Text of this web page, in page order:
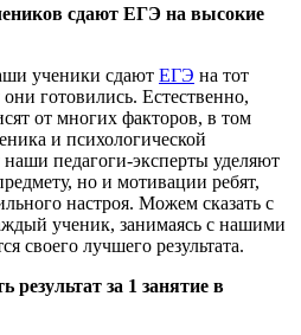
сдают ЕГЭ на высокие
ученики сдают ЕГЭ на тот
они готовились. Естественно,
от многих факторов, в том
и психологической
педагоги-эксперты уделяют
но и мотивации ребят,
настроя. Можем сказать с
ученик, занимаясь с нашими
своего лучшего результата.
за 1 занятие в